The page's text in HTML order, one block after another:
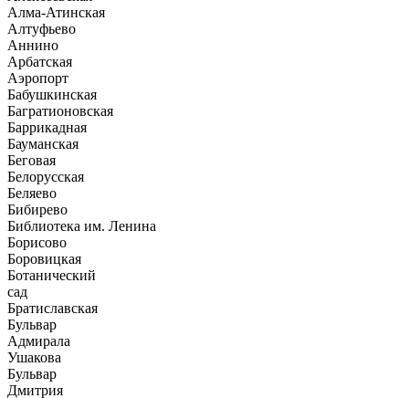
Алма-Атинская
Алтуфьево
Аннино
Арбатская
Аэропорт
Бабушкинская
Багратионовская
Баррикадная
Бауманская
Беговая
Белорусская
Беляево
Бибирево
Библиотека им. Ленина
Борисово
Боровицкая
Ботанический
сад
Братиславская
Бульвар
Адмирала
Ушакова
Бульвар
Дмитрия